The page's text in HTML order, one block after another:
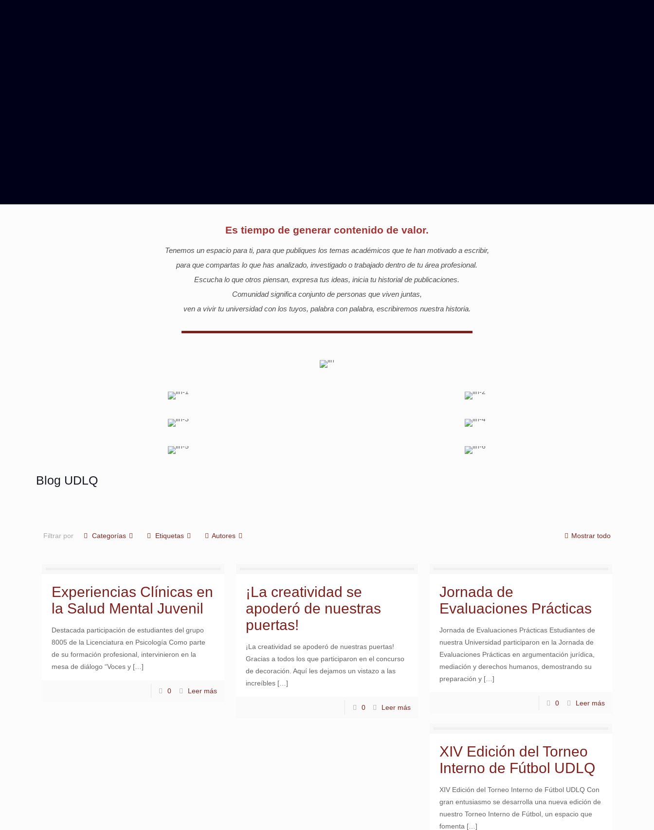
Es tiempo de generar contenido de valor.
Tenemos un espacio para ti, para que publiques los temas académicos que te han motivado a escribir,
para que compartas lo que has analizado, investigado o trabajado dentro de tu área profesional.
Escucha lo que otros piensan, expresa tus ideas, inicia tu historial de publicaciones.
Comunidad significa conjunto de personas que viven juntas,
ven a vivir tu universidad con los tuyos, palabra con palabra, escribiremos nuestra historia.
Blog UDLQ
Visita académica al centro “Luz de Vida”
Filtrar por Categorías Etiquetas Autores Mostrar todo
Experiencias Clínicas en
la Salud Mental Juvenil
Destacada participación de estudiantes del grupo
8005 de la Licenciatura en Psicología Como parte
de su formación profesional, intervinieron en la
mesa de diálogo “Voces y […]
0 Leer más
¡La creatividad se
apoderó de nuestras
puertas!
¡La creatividad se apoderó de nuestras puertas!
Gracias a todos los que participaron en el concurso
de decoración. Aquí les dejamos un vistazo a las
increíbles[…]
0 Leer más
Jornada de
Evaluaciones Prácticas
Jornada de Evaluaciones Prácticas Estudiantes de
nuestra Universidad participaron en la Jornada de
Evaluaciones Prácticas en argumentación jurídica,
mediación y derechos humanos, demostrando su
preparación y […]
0 Leer más
XIV Edición del Torneo
Interno de Fútbol UDLQ
XIV Edición del Torneo Interno de Fútbol UDLQ Con
gran entusiasmo se desarrolla una nueva edición de
nuestro Torneo Interno de Fútbol, un espacio que
fomenta […]